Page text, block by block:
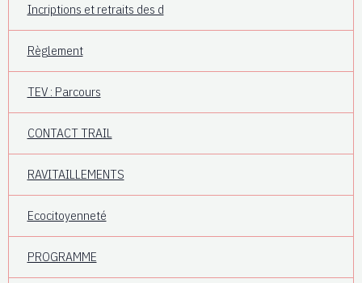
Incriptions et retraits des d
Règlement
TEV : Parcours
CONTACT TRAIL
RAVITAILLEMENTS
Ecocitoyenneté
PROGRAMME